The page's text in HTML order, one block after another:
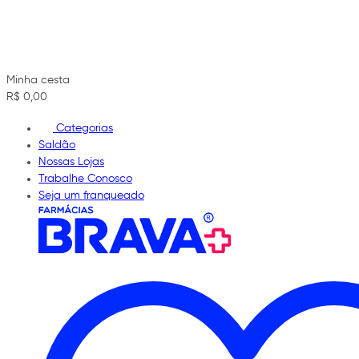
Minha cesta
R$ 0,00
Categorias
Saldão
Nossas Lojas
Trabalhe Conosco
Seja um franqueado